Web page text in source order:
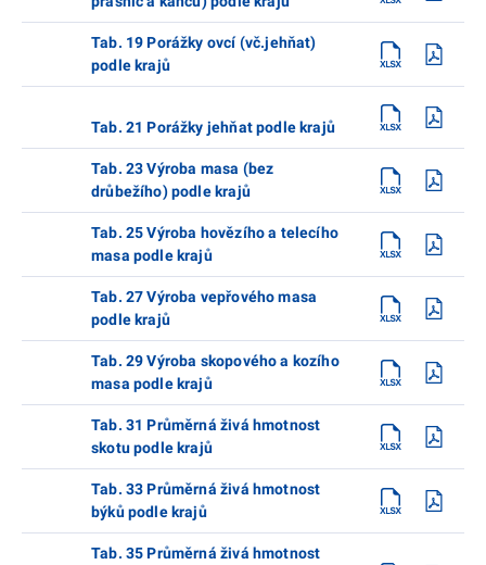
Tab. 19 Porážky ovcí (vč.jehňat)
podle krajů
Tab. 21 Porážky jehňat podle krajů
Tab. 23 Výroba masa (bez
drůbežího) podle krajů
Tab. 25 Výroba hovězího a telecího
masa podle krajů
Tab. 27 Výroba vepřového masa
podle krajů
Tab. 29 Výroba skopového a kozího
masa podle krajů
Tab. 31 Průměrná živá hmotnost
skotu podle krajů
Tab. 33 Průměrná živá hmotnost
býků podle krajů
Tab. 35 Průměrná živá hmotnost